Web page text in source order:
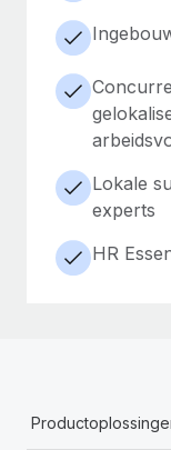
Lokale
experts
HR